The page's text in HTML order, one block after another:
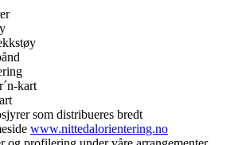
kart
som distribueres bredt
www.nittedalorientering.no